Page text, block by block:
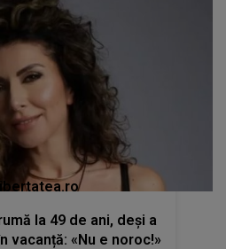
la 49 de ani, deși a
vacanță: «Nu e noroc!»